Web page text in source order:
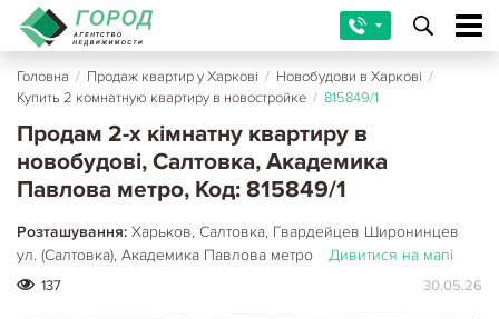
Головна / Продаж квартир у Харкові / Новобудови в Харкові /
Купить 2 комнатную квартиру в новостройке / 815849/1
Продам 2-х кімнатну квартиру в
новобудові, Салтовка, Академика
Павлова метро, Код: 815849/1
Розташування: Харьков, Салтовка, Гвардейцев Широнинцев
ул. (Салтовка), Академика Павлова метро
Дивитися на мапі
137 30.05.26